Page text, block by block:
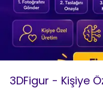
3DFigur - Kişiye